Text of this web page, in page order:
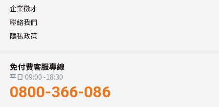
企業徵才
聯絡我們
隱私政策
免付費客服專線
平日 09:00~18:30
0800-366-086